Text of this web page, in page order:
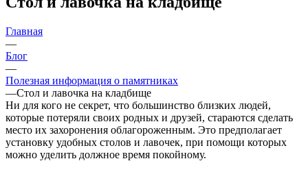
Главная
—
Блог
—
Полезная информация о памятниках
—Стол и лавочка на кладбище
Ни для кого не секрет, что большинство близких людей,
которые потеряли своих родных и друзей, стараются сделать
место их захоронения облагороженным. Это предполагает
установку удобных столов и лавочек, при помощи которых
можно уделить должное время покойному.